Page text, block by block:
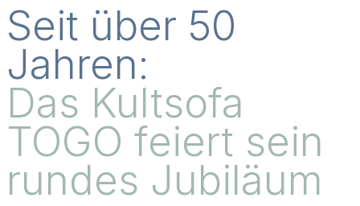
Seit über 50
Jahren:
Das Kultsofa
TOGO feiert sein
rundes Jubiläum